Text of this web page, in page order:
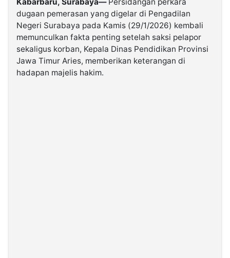
Kabarbaru.co
dugaan pemerasan yang digelar di Pengadilan
Negeri Surabaya pada Kamis (29/1/2026) kembali
memunculkan fakta penting setelah saksi pelapor
sekaligus korban, Kepala Dinas Pendidikan Provinsi
Jawa Timur Aries, memberikan keterangan di
hadapan majelis hakim.